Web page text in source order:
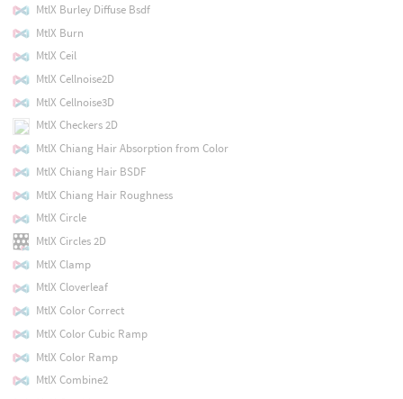
MtlX Burley Diffuse Bsdf
MtlX Burn
MtlX Ceil
MtlX Cellnoise2D
MtlX Cellnoise3D
MtlX Checkers 2D
MtlX Chiang Hair Absorption from Color
MtlX Chiang Hair BSDF
MtlX Chiang Hair Roughness
MtlX Circle
MtlX Circles 2D
MtlX Clamp
MtlX Cloverleaf
MtlX Color Correct
MtlX Color Cubic Ramp
MtlX Color Ramp
MtlX Combine2